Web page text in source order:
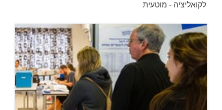
לקואליציה - מוטעית